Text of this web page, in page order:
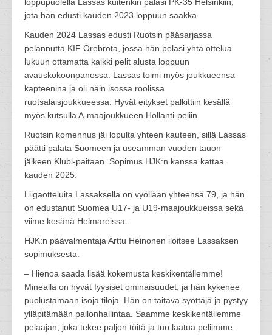
jota hän edusti kauden 2023 loppuun saakka.
Kauden 2024 Lassas edusti Ruotsin pääsarjassa
pelannutta KIF Örebrota, jossa hän pelasi yhtä ottelua
lukuun ottamatta kaikki pelit alusta loppuun
avauskokoonpanossa. Lassas toimi myös joukkueensa
kapteenina ja oli näin isossa roolissa
ruotsalaisjoukkueessa. Hyvät eitykset palkittiin kesällä
myös kutsulla A-maajoukkueen Hollanti-peliin.
Ruotsin komennus jäi lopulta yhteen kauteen, sillä Lassas
päätti palata Suomeen ja useamman vuoden tauon
jälkeen Klubi-paitaan. Sopimus HJK:n kanssa kattaa
kauden 2025.
Liigaotteluita Lassaksella on vyöllään yhteensä 79, ja hän
on edustanut Suomea U17- ja U19-maajoukkueissa sekä
viime kesänä Helmareissa.
HJK:n päävalmentaja Arttu Heinonen iloitsee Lassaksen
sopimuksesta.
– Hienoa saada lisää kokemusta keskikentällemme!
Minealla on hyvät fyysiset ominaisuudet, ja hän kykenee
puolustamaan isoja tiloja. Hän on taitava syöttäjä ja pystyy
ylläpitämään pallonhallintaa. Saamme keskikentällemme
pelaajan, joka tekee paljon töitä ja tuo laatua peliimme.